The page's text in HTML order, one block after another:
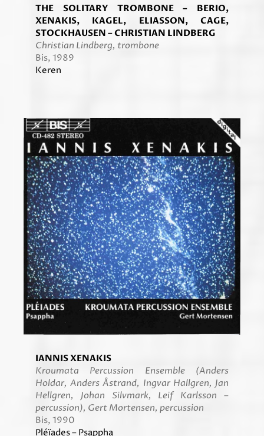
THE SOLITARY TROMBONE – BERIO,
XENAKIS, KAGEL, ELIASSON, CAGE,
STOCKHAUSEN – CHRISTIAN LINDBERG
Christian Lindberg, trombone
Bis, 1989
Keren
IANNIS XENAKIS
Kroumata Percussion Ensemble (Anders
Holdar, Anders Åstrand, Ingvar Hallgren, Jan
Hellgren, Johan Silvmark, Leif Karlsson –
percussion), Gert Mortensen, percussion
Bis, 1990
Pléïades – Psappha